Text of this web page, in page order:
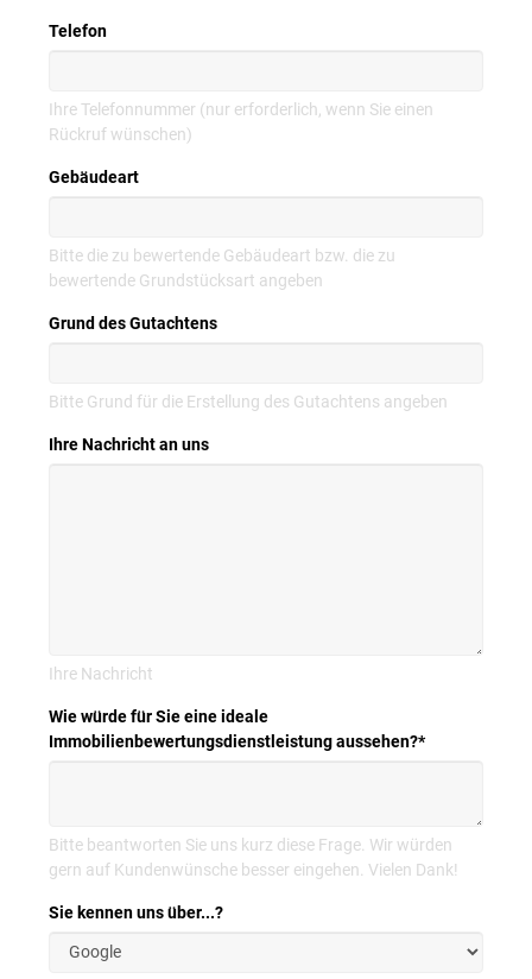
Telefon
Ihre Telefonnummer (nur erforderlich, wenn Sie einen
Rückruf wünschen)
Gebäudeart
Bitte die zu bewertende Gebäudeart bzw. die zu
bewertende Grundstücksart angeben
Grund des Gutachtens
Bitte Grund für die Erstellung des Gutachtens angeben
Ihre Nachricht an uns
Ihre Nachricht
Wie würde für Sie eine ideale
Immobilienbewertungsdienstleistung aussehen?*
Bitte beantworten Sie uns kurz diese Frage. Wir würden
gern auf Kundenwünsche besser eingehen. Vielen Dank!
Sie kennen uns über...?